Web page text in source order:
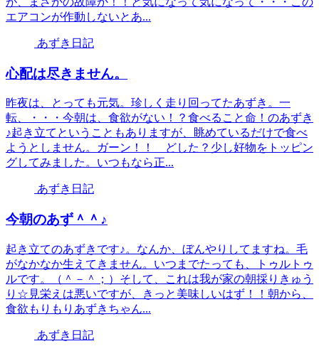
エアコンが作動しないとあ...
あずき日記
心配は尽きません。
昨夜は、とっても元気。珍しく走り回ってたあずき。一
転、・・・今朝は、食欲がない！？食べること命！のあずき
♪起き立てということもありますが、眺めているだけで食べ
ようとしません。ガーン！！ どした？少し好物をトッピン
グしてみました。いつもなら正...
あずき日記
今朝のあず＾＾♪
起き立てのあずきです♪。なんか、ぼんやりしてますね。毛
がなかなか生えてきません。いつまでたっても、トゥルトゥ
ルです。（＾－＾；）そして、これは我が家の朝採りきゅう
り☆見栄えは悪いですが、きっと美味しいはず！！朝から、
食欲もりもりあずきちゃん...
あずき日記